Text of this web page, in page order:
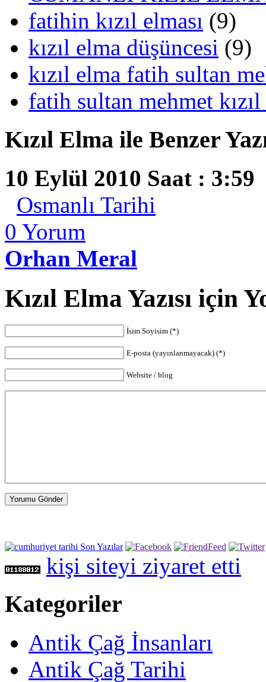
fatihin kızıl elması (9)
kızıl elma düşüncesi (9)
kızıl elma fatih sultan
fatih sultan mehmet
Kızıl Elma ile Benzer
10 Eylül 2010 Saat : 3:59
Osmanlı Tarihi
0 Yorum
Orhan Meral
Kızıl Elma Yazısı için
İsim Soyisim (*)
E-posta (yayınlanmayacak) (*)
Website / blog
Yorumu Gönder
kişi siteyi ziyaret etti
Kategoriler
Antik Çağ İnsanları
Antik Çağ Tarihi